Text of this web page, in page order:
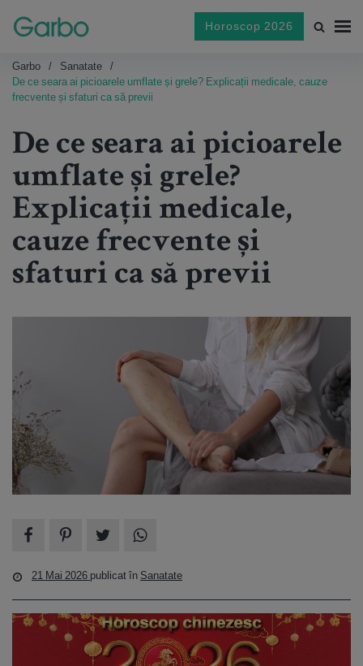
Horoscop 2026
Garbo
Sanatate
De ce seara ai picioarele umflate și grele? Explicații medicale, cauze
frecvente și sfaturi ca să previi
De ce seara ai picioarele
umflate și grele?
Explicații medicale,
cauze frecvente și
sfaturi ca să previi
21 Mai 2026 publicat în Sanatate